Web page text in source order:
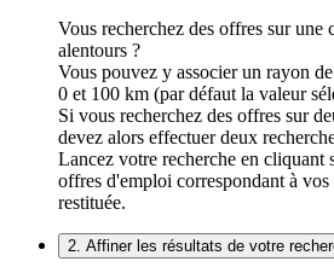
Vous recherchez des offres sur une
alentours ?
Vous pouvez y associer un rayon
0 et 100 km (par défaut la valeur
Si vous recherchez des offres sur
devez alors effectuer deux
Lancez votre recherche en cliquant
offres d'emploi correspondant à vos
restituée.
2. Affiner les résultats de votre